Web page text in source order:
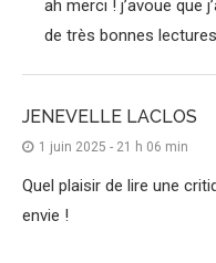
ah merci ! j’avoue que
de très bonnes lectures
JENEVELLE LACLOS
1 juin 2025 - 21 h 06 min
Quel plaisir de lire une
envie !